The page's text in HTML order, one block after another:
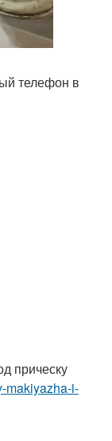
телефон в
прическу
makiyazha-i-